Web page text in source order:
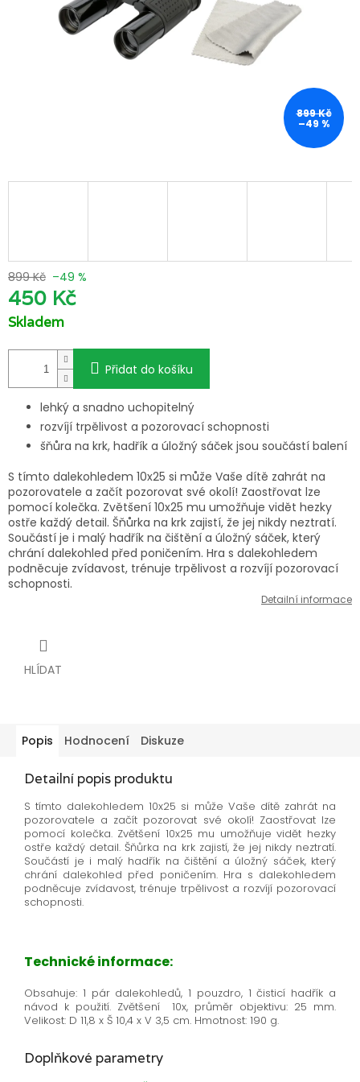
899 Kč
–49 %
899 Kč –49 %
450 Kč
Skladem
Přidat do košíku
lehký a snadno uchopitelný
rozvíjí trpělivost a pozorovací schopnosti
šňůra na krk, hadřík a úložný sáček jsou součástí balení
S tímto dalekohledem 10x25 si může Vaše dítě zahrát na
pozorovatele a začít pozorovat své okolí! Zaostřovat lze
pomocí kolečka. Zvětšení 10x25 mu umožňuje vidět hezky
ostře každý detail. Šňůrka na krk zajistí, že jej nikdy neztratí.
Součástí je i malý hadřík na čištění a úložný sáček, který
chrání dalekohled před poničením. Hra s dalekohledem
podněcuje zvídavost, trénuje trpělivost a rozvíjí pozorovací
schopnosti.
Detailní informace
HLÍDAT
Popis Hodnocení Diskuze
Detailní popis produktu
S tímto dalekohledem 10x25 si může Vaše dítě zahrát na
pozorovatele a začít pozorovat své okolí! Zaostřovat lze
pomocí kolečka. Zvětšení 10x25 mu umožňuje vidět hezky
ostře každý detail. Šňůrka na krk zajistí, že jej nikdy neztratí.
Součástí je i malý hadřík na čištění a úložný sáček, který
chrání dalekohled před poničením. Hra s dalekohledem
podněcuje zvídavost, trénuje trpělivost a rozvíjí pozorovací
schopnosti.
Technické informace:
Obsahuje: 1 pár dalekohledů, 1 pouzdro, 1 čisticí hadřík a
návod k použití. Zvětšení 10x, průměr objektivu: 25 mm.
Velikost: D 11,8 x Š 10,4 x V 3,5 cm. Hmotnost: 190 g.
Doplňkové parametry